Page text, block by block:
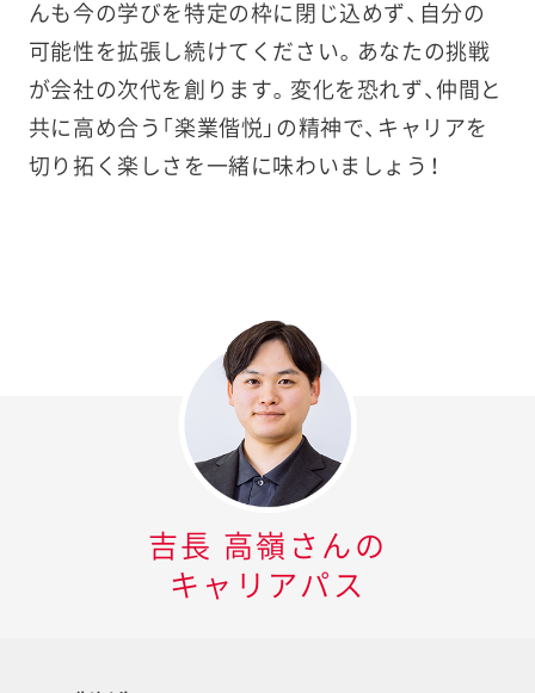
んも今の学びを特定の枠に閉じ込めず、自分の
可能性を拡張し続けてください。あなたの挑戦
が会社の次代を創ります。変化を恐れず、仲間と
共に高め合う「楽業偕悦」の精神で、キャリアを
切り拓く楽しさを一緒に味わいましょう！
吉長 高嶺 さんの
キャリアパス